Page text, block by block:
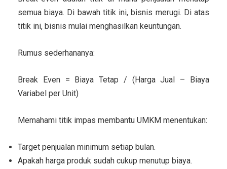
semua biaya. Di bawah titik ini, bisnis merugi. Di atas
titik ini, bisnis mulai menghasilkan keuntungan.
Rumus sederhananya:
Break Even = Biaya Tetap / (Harga Jual – Biaya
Variabel per Unit)
Memahami titik impas membantu UMKM menentukan:
Target penjualan minimum setiap bulan.
Apakah harga produk sudah cukup menutup biaya.